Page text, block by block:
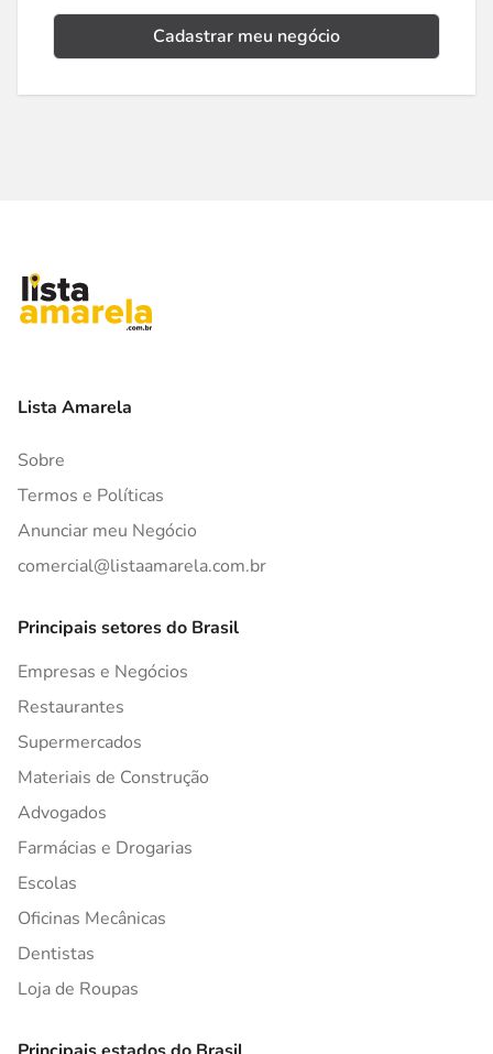
Cadastrar meu negócio
Lista Amarela
Sobre
Termos e Políticas
Anunciar meu Negócio
comercial@listaamarela.com.br
Principais setores do Brasil
Empresas e Negócios
Restaurantes
Supermercados
Materiais de Construção
Advogados
Farmácias e Drogarias
Escolas
Oficinas Mecânicas
Dentistas
Loja de Roupas